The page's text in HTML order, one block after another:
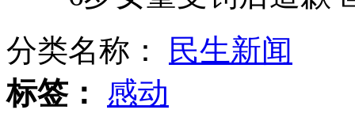
美俄首脑私语 "交易"露馅
分类名称：
民生新闻
标签：
感动